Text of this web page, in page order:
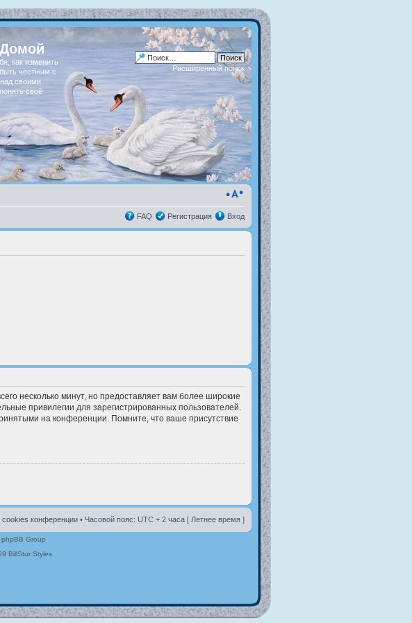
как изменить
честным с
своими
своё
Расширенный поиск
FAQ Регистрация Вход
несколько минут, но предоставляет вам более широкие
привилегии для зарегистрированных пользователей.
на конференции. Помните, что ваше присутствие
cookies конференции• Часовой пояс: UTC + 2 часа [ Летнее время ]
Group
BillStur Styles